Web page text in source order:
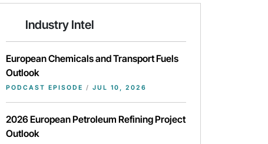
Industry Intel
European Chemicals and Transport Fuels
Outlook
PODCAST EPISODE / JUL 10, 2026
2026 European Petroleum Refining Project
Outlook